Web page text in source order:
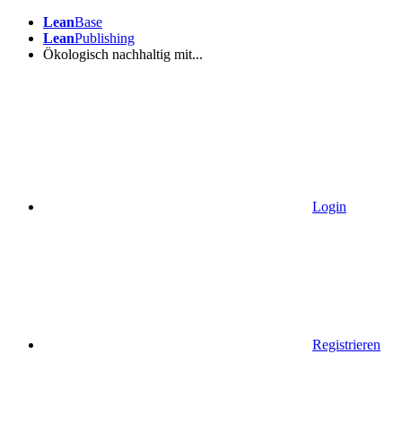
LeanBase
LeanPublishing
Ökologisch nachhaltig mit...
Login
Registrieren